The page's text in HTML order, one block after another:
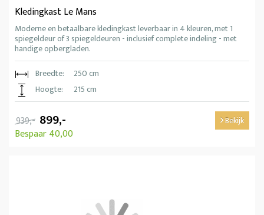
Kledingkast Le Mans
Moderne en betaalbare kledingkast leverbaar in 4 kleuren, met 1
spiegeldeur of 3 spiegeldeuren - inclusief complete indeling - met
handige opbergladen.
Breedte:
250 cm
Hoogte:
215 cm
939,- 899,-
Bespaar 40,00
Bekijk